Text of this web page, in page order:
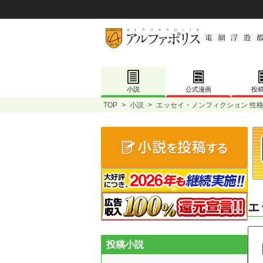
小説 公式漫画 投
TOP > 小説 > エッセイ・ノンフィクション 性
エ
投稿小説